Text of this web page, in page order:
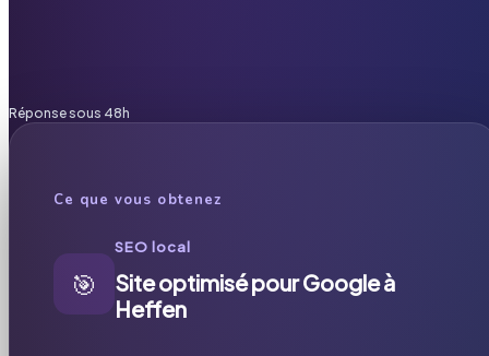
Réponse sous 48h
Ce que vous obtenez
🎯
SEO local
Site optimisé pour Google à
Heffen